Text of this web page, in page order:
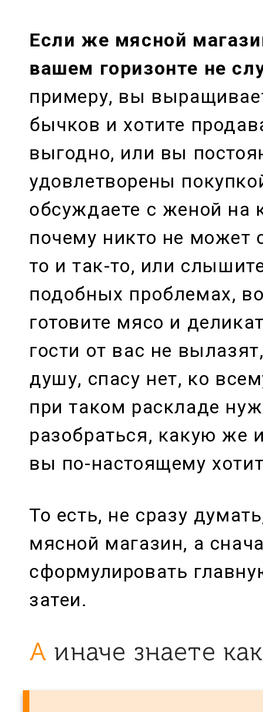
Если же мясной
вашем горизонте не
примеру, вы
бычков и хотите
выгодно, или вы
удовлетворены
обсуждаете с женой на
почему никто не может
то и так-то, или
подобных проблемах,
готовите мясо и
гости от вас не
душу, спасу нет, ко
при таком раскладе
разобраться, какую же
вы по-настоящему
То есть, не сразу
мясной магазин, а
сформулировать
затеи.
А иначе знаете